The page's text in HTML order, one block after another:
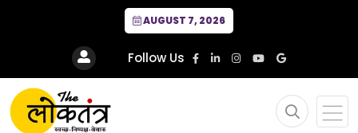
AUGUST 7, 2026
Follow Us